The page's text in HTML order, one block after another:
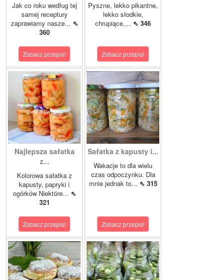
Jak co roku według tej
samej receptury
zaprawiamy nasze... ⇖
360
Zobacz przepis!
Pyszne, lekko pikantne,
lekko słodkie,
chrupiące,... ⇖ 346
Zobacz przepis!
Najlepsza sałatka
z...
Kolorowa sałatka z
kapusty, papryki i
ogórków Niektóre... ⇖
321
Zobacz przepis!
Sałatka z kapusty i...
Wakacje to dla wielu
czas odpoczynku. Dla
mnie jednak to... ⇖ 315
Zobacz przepis!